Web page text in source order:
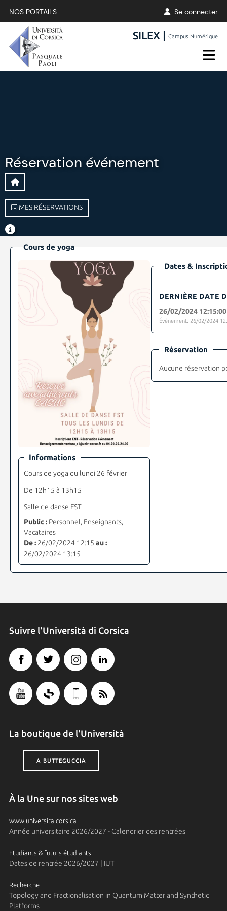
NOS PORTAILS : Se connecter
SILEX |Campus Numérique
Réservation événement
MES RÉSERVATIONS
Cours de yoga
Informations
Cours de yoga du lundi 26 février
De 12h15 à 13h15
Salle de danse FST
Public :Personnel, Enseignants,
Vacataires
De :26/02/2024 12:15 au :
26/02/2024 13:15
Dates &
DERNIÈRE DATE
26/02/2024 12:15:00
Événement: 26/02/2024
Réservation
Aucune réservation
Suivre l'Università di Corsica
La boutique de l'Università
A BUTTEGUCCIA
À la Une sur nos sites web
www.universita.corsica
Année universitaire 2026/2027 - Calendrier des rentrées
Etudiants & futurs étudiants
Dates de rentrée 2026/2027 | IUT
Recherche
Topology and Fractionalisation in Quantum Matter and Synthetic
Platforms